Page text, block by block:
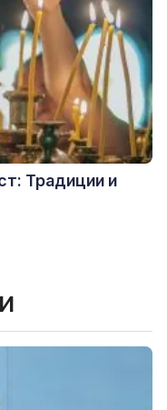
Традиции и